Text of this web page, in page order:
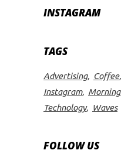
INSTAGRAM
TAGS
Advertising Coffee
Instagram
Morning
Technology
Waves
FOLLOW US